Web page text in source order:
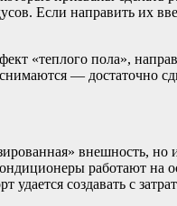
Если направить их
«теплого пола»,
— достаточно
внешность,
работают на
создавать с